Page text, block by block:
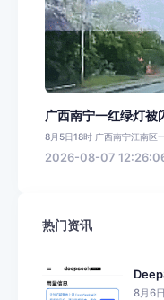
广西南宁一红绿灯被
8月5日18时 广西南宁江南区
2026-08-07
热门资讯
8月6